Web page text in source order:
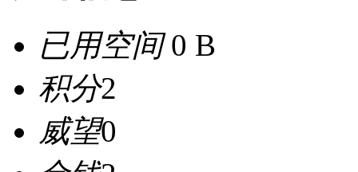
已用空间0 B
积分2
威望0